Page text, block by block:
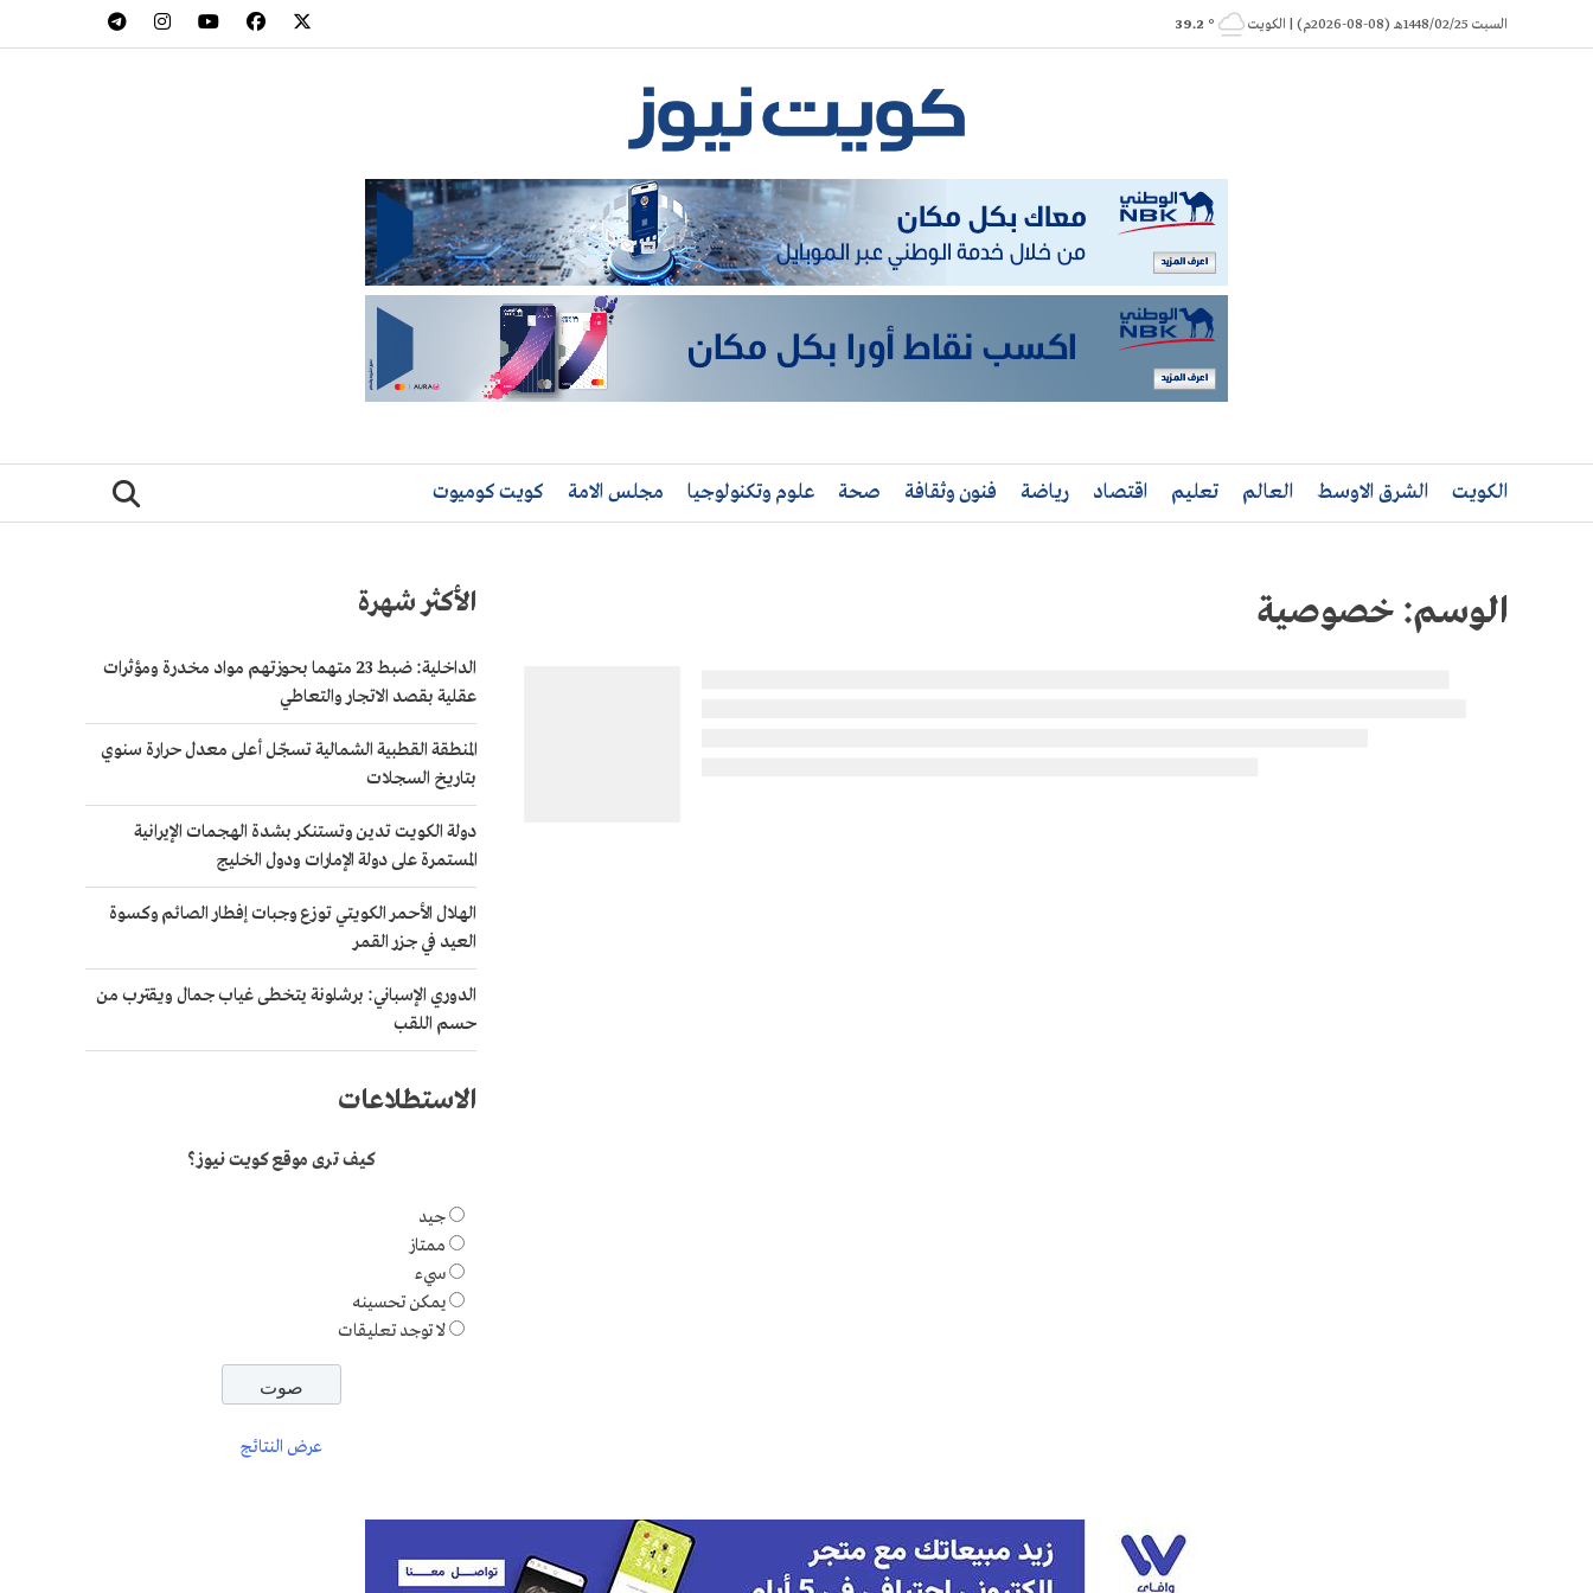
to
السبت 1448/02/25هـ (08-08-2026م) | الكويت ° 39.2
الكويت الشرق الاوسط العالم تعليم اقتصاد رياضة فنون وثقافة صحة علوم وتكنولوجيا مجلس الامة كويت كوميوت
الوسم: خصوصية الأكثر شهرة
الداخلية: ضبط 23 متهما بحوزتهم مواد مخدرة ومؤثرات
عقلية بقصد الاتجار والتعاطي
المنطقة القطبية الشمالية تسجّل أعلى معدل حرارة سنوي
بتاريخ السجلات
دولة الكويت تدين وتستنكر بشدة الهجمات الإيرانية
المستمرة على دولة الإمارات ودول الخليج
الهلال الأحمر الكويتي توزع وجبات إفطار الصائم وكسوة
العيد في جزر القمر
الدوري الإسباني: برشلونة يتخطى غياب جمال ويقترب من
حسم اللقب
الاستطلاعات
كيف ترى موقع كويت نيوز؟
جيد
ممتاز
سيء
يمكن تحسينه
لا توجد تعليقات
عرض النتائج